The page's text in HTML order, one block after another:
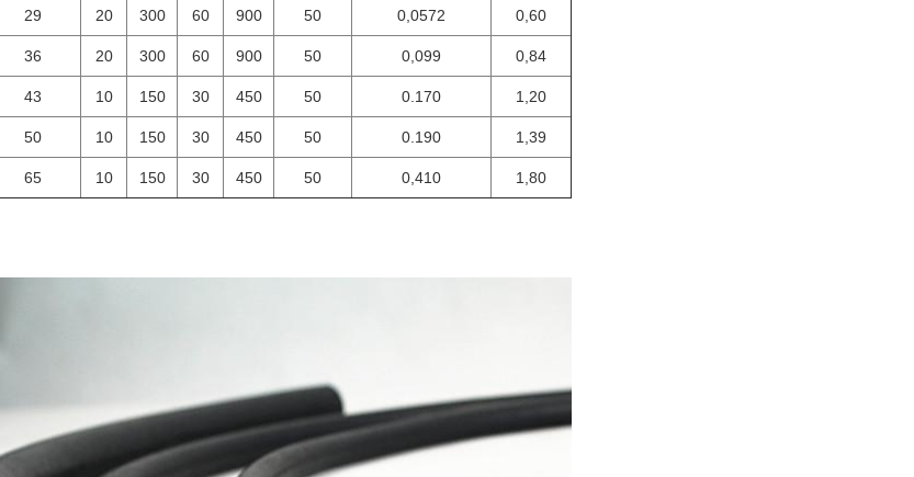
29 20 300 60 900 50 0,0572 0,60
36 20 300 60 900 50 0,099 0,84
43 10 150 30 450 50 0.170 1,20
50 10 150 30 450 50 0.190 1,39
65 10 150 30 450 50 0,410 1,80